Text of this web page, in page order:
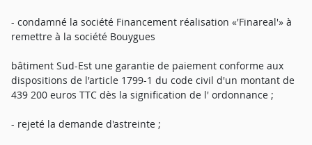
- condamné la société Financement réalisation «'Finareal'» à
remettre à la société Bouygues
bâtiment Sud-Est une garantie de paiement conforme aux
dispositions de l'article 1799-1 du code civil d'un montant de
439 200 euros TTC dès la signification de l' ordonnance ;
- rejeté la demande d'astreinte ;